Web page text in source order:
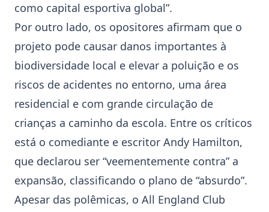
como capital esportiva global”.
Por outro lado, os opositores afirmam que o
projeto pode causar danos importantes à
biodiversidade local e elevar a poluição e os
riscos de acidentes no entorno, uma área
residencial e com grande circulação de
crianças a caminho da escola. Entre os críticos
está o comediante e escritor Andy Hamilton,
que declarou ser “veementemente contra” a
expansão, classificando o plano de “absurdo”.
Apesar das polêmicas, o All England Club